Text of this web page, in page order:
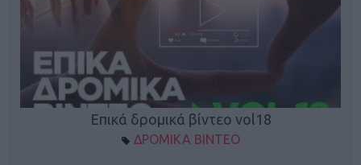
Επικά δρομικά βίντεο vol18
ΔΡΟΜΙΚΑ ΒΙΝΤΕΟ